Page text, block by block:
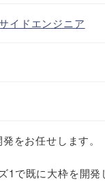
イドエンジニア
をお任せします。
1で既に大枠を開発